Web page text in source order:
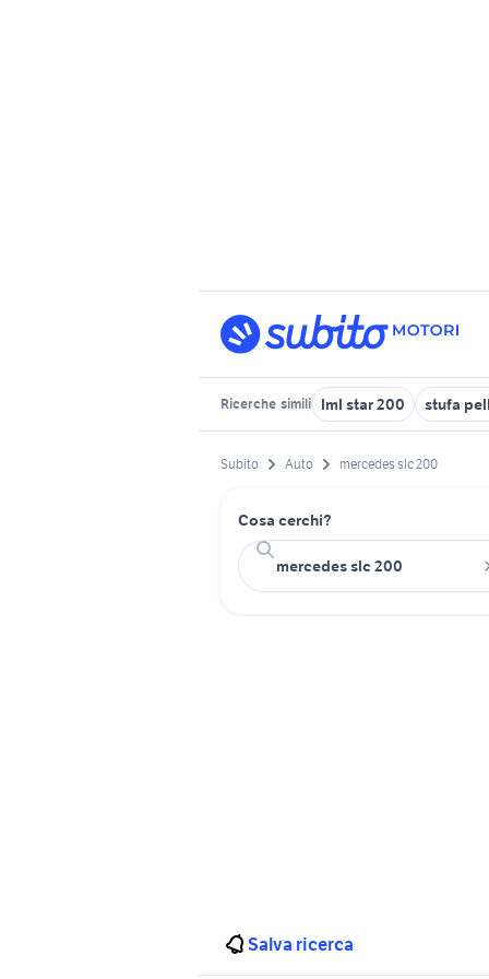
Ricerche simili lml star 200 stufa
Subito Auto mercedes slc 200
Cosa cerchi?
Salva ricerca